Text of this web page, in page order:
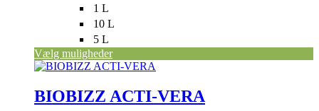
1 L
10 L
5 L
Vælg muligheder
BIOBIZZ ACTI-VERA
Dette
har
flere